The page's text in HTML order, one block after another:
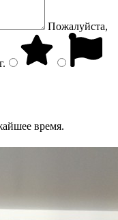
Пожалуйста,
.
время.